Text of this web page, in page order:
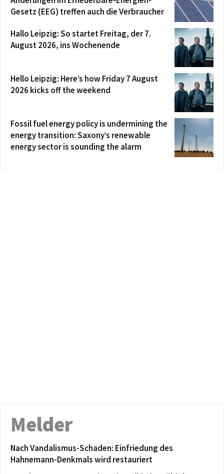
Gesetz (EEG) treffen auch die Verbraucher
Hallo Leipzig: So startet Freitag, der 7.
August 2026, ins Wochenende
Hello Leipzig: Here’s how Friday 7 August
2026 kicks off the weekend
Fossil fuel energy policy is undermining the
energy transition: Saxony’s renewable
energy sector is sounding the alarm
Melder
Nach Vandalismus-Schaden: Einfriedung des
Hahnemann-Denkmals wird restauriert